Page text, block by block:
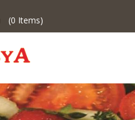
(0 Items)